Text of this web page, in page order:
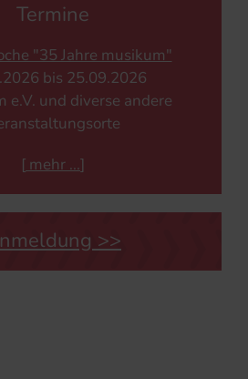
Termine
"35 Jahre musikum"
bis 25.​09.​2026
e.V. und diverse andere
[ mehr ]
>>